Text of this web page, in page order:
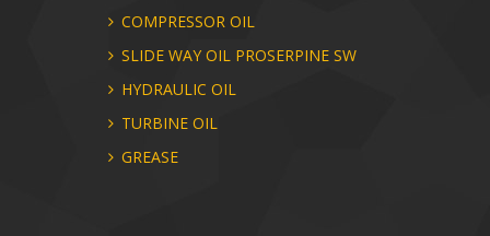
COMPRESSOR OIL
SLIDE WAY OIL PROSERPINE SW
HYDRAULIC OIL
TURBINE OIL
GREASE